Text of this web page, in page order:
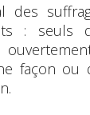
des
: seuls
façon ou